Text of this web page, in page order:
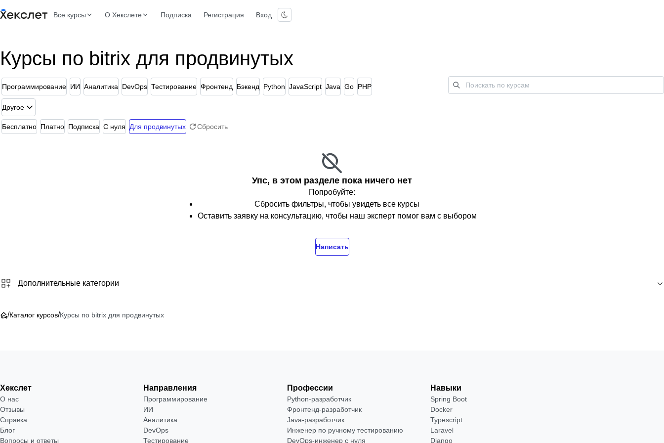
Все курсы О Хекслете Подписка Регистрация Вход
Курсы по bitrix для продвинутых
Программирование ИИ Аналитика DevOps Тестирование Фронтенд Бэкенд Python JavaScript Java Go PHP
Другое
Бесплатно Платно Подписка С нуля Для продвинутых Сбросить
Упс, в этом разделе пока ничего нет
Попробуйте:
Сбросить фильтры, чтобы увидеть все курсы
Оставить заявку на консультацию, чтобы наш эксперт помог вам с выбором
Написать
Дополнительные категории
/Каталог курсов/Курсы по bitrix для продвинутых
Хекслет
О нас
Отзывы
Справка
Блог
Вопросы и ответы
Направления
Программирование
ИИ
Аналитика
DevOps
Тестирование
Профессии
Python-разработчик
Фронтенд-разработчик
Java-разработчик
Инженер по ручному тестированию
DevOps-инженер с нуля
Навыки
Spring Boot
Docker
Typescript
Laravel
Django